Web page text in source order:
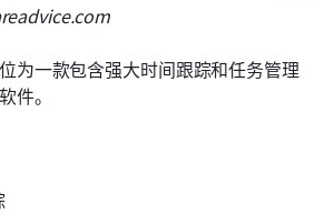
为一款包含强大时间跟踪和任务管理
件。